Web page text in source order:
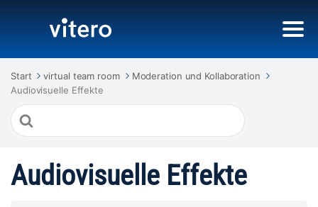
Start virtual team room
Moderation und Kollaboration
Audiovisuelle Effekte
Suche
nach
Audiovisuelle Effekte